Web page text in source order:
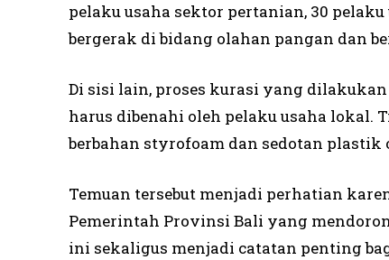
pelaku usaha sektor pertanian, 30
bergerak di bidang olahan pangan dan
Di sisi lain, proses kurasi yang
harus dibenahi oleh pelaku usaha lokal.
berbahan styrofoam dan sedotan plastik
Temuan tersebut menjadi perhatian
Pemerintah Provinsi Bali yang
ini sekaligus menjadi catatan penting